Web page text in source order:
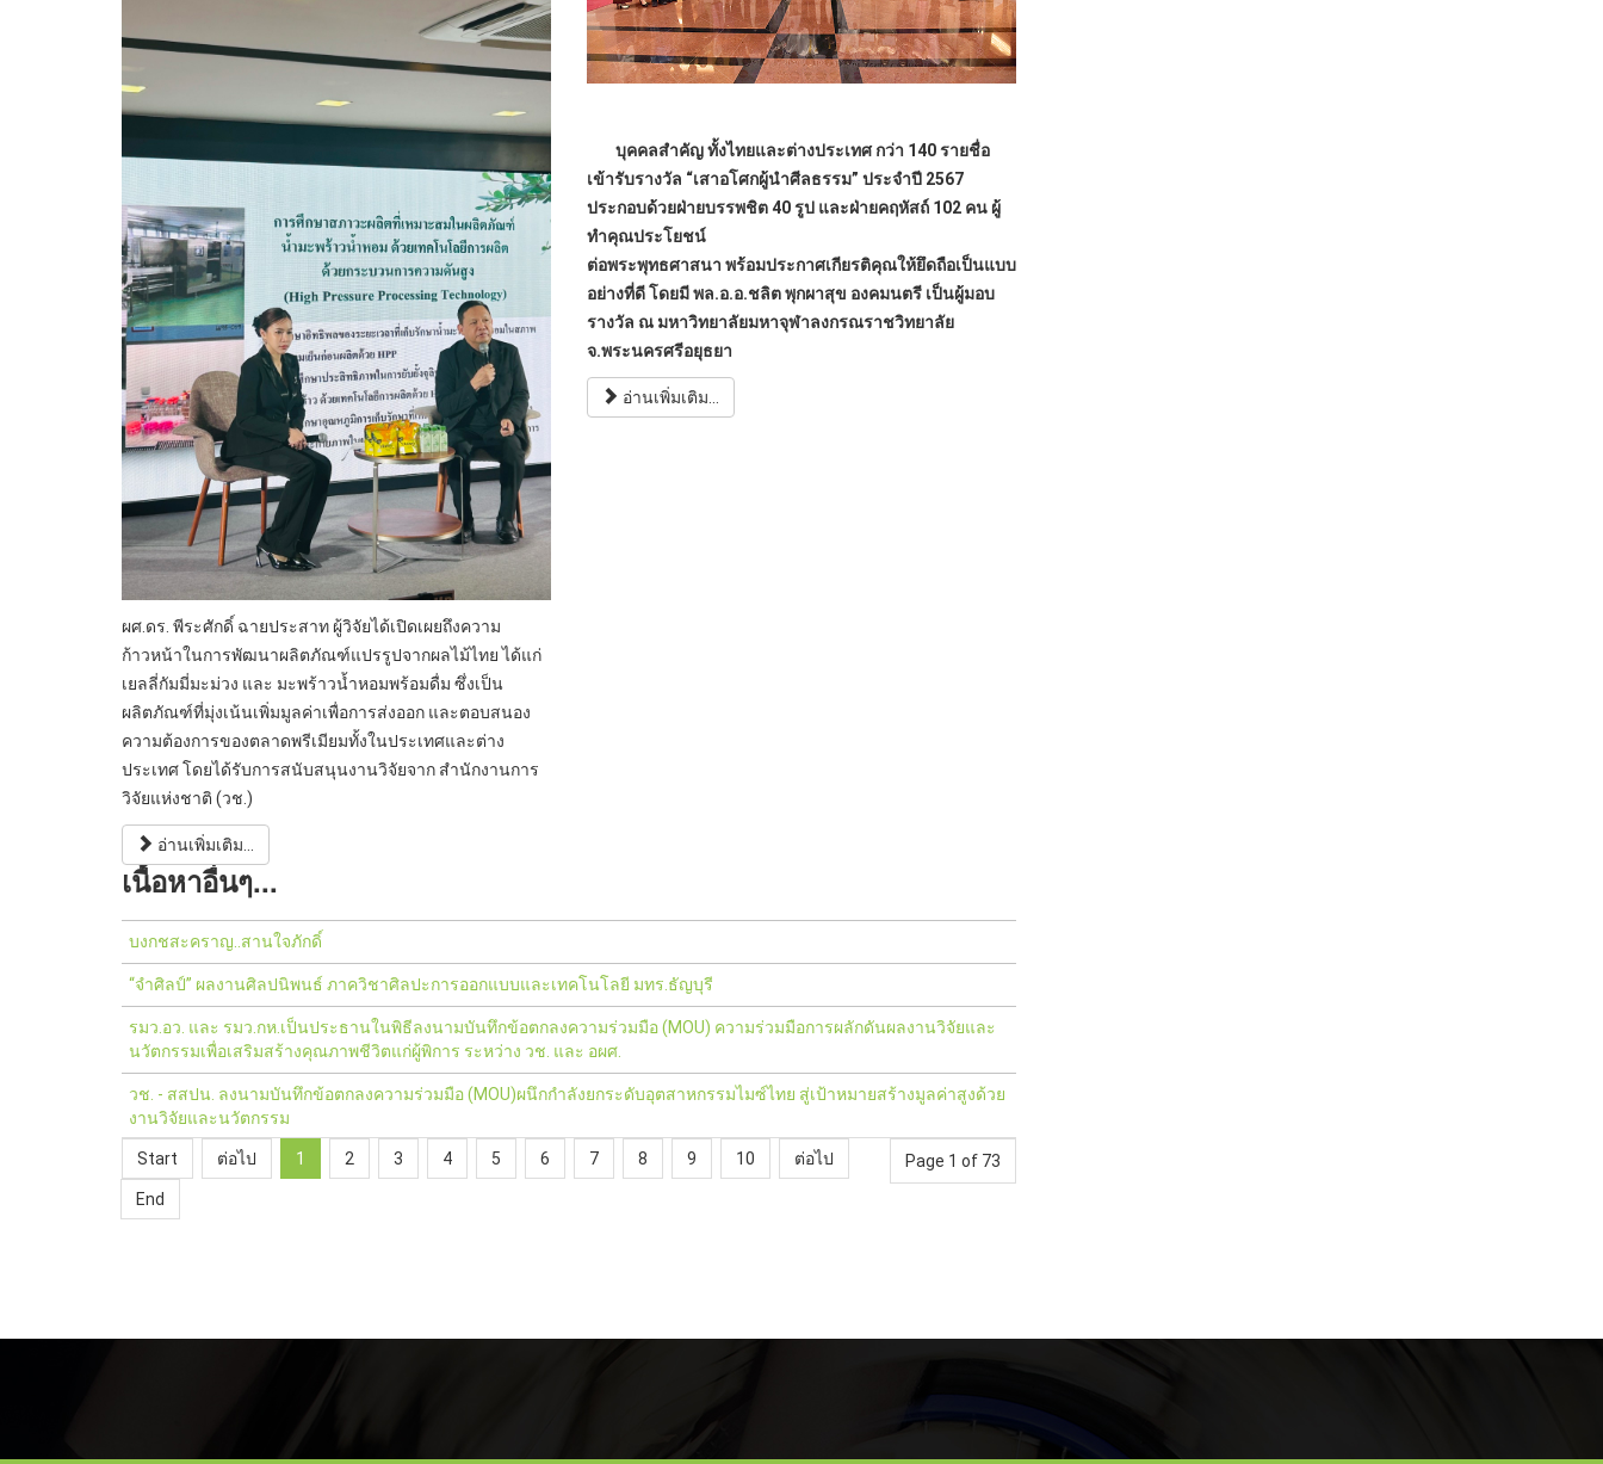
ผศ.ดร. พีระศักดิ์ ฉายประสาท ผู้วิจัยได้เปิดเผยถึงความ
ก้าวหน้าในการพัฒนาผลิตภัณฑ์แปรรูปจากผลไม้ไทย ได้แก่
เยลลี่กัมมี่มะม่วง และ มะพร้าวน้ำหอมพร้อมดื่ม ซึ่งเป็น
ผลิตภัณฑ์ที่มุ่งเน้นเพิ่มมูลค่าเพื่อการส่งออก และตอบสนอง
ความต้องการของตลาดพรีเมียมทั้งในประเทศและต่าง
ประเทศ โดยได้รับการสนับสนุนงานวิจัยจาก สำนักงานการ
วิจัยแห่งชาติ (วช.)
อ่านเพิ่มเติม...
บุคคลสำคัญ ทั้งไทยและต่างประเทศ กว่า 140 รายชื่อ
เข้ารับรางวัล “เสาอโศกผู้นำศีลธรรม” ประจำปี 2567
ประกอบด้วยฝ่ายบรรพชิต 40 รูป และฝ่ายคฤหัสถ์ 102 คน ผู้
ทำคุณประโยชน์
ต่อพระพุทธศาสนา พร้อมประกาศเกียรติคุณให้ยึดถือเป็นแบบ
อย่างที่ดี โดยมี พล.อ.อ.ชลิต พุกผาสุข องคมนตรี เป็นผู้มอบ
รางวัล ณ มหาวิทยาลัยมหาจุฬาลงกรณราชวิทยาลัย
จ.พระนครศรีอยุธยา
อ่านเพิ่มเติม...
เนื้อหาอื่นๆ...
บงกชสะคราญ..สานใจภักดิ์
“จำศิลป์” ผลงานศิลปนิพนธ์ ภาควิชาศิลปะการออกแบบและเทคโนโลยี มทร.ธัญบุรี
รมว.อว. และ รมว.กห.เป็นประธานในพิธีลงนามบันทึกข้อตกลงความร่วมมือ (MOU) ความร่วมมือการผลักดันผลงานวิจัยและ
นวัตกรรมเพื่อเสริมสร้างคุณภาพชีวิตแก่ผู้พิการ ระหว่าง วช. และ อผศ.
วช. - สสปน. ลงนามบันทึกข้อตกลงความร่วมมือ (MOU)ผนึกกำลังยกระดับอุตสาหกรรมไมซ์ไทย สู่เป้าหมายสร้างมูลค่าสูงด้วย
งานวิจัยและนวัตกรรม
Page 1 of 73
Start ต่อไป 1 2 3 4 5 6 7 8 9 10 ต่อไป
End